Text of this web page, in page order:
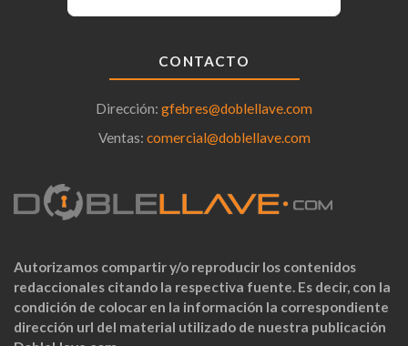
CONTACTO
Dirección: gfebres@doblellave.com
Ventas: comercial@doblellave.com
Autorizamos compartir y/o reproducir los contenidos
redaccionales citando la respectiva fuente. Es decir, con la
condición de colocar en la información la correspondiente
dirección url del material utilizado de nuestra publicación